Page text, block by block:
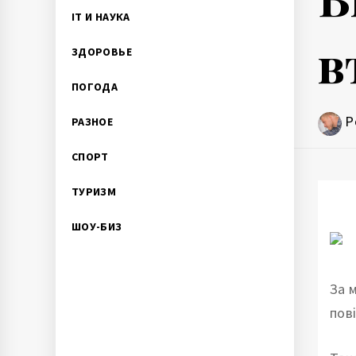
IT И НАУКА
ЗДОРОВЬЕ
ПОГОДА
РАЗНОЕ
СПОРТ
ТУРИЗМ
ШОУ-БИЗ
За